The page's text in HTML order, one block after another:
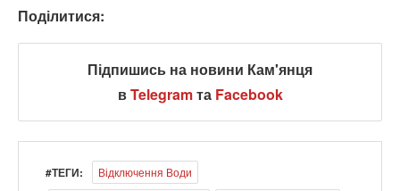
Поділитися:
Підпишись на новини Кам'янця
вTelegramта Facebook
#ТЕГИ:
Відключення Води